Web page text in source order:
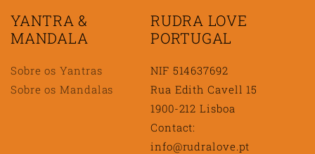
YANTRA &
MANDALA
Sobre os Yantras
Sobre os Mandalas
RUDRA LOVE
PORTUGAL
NIF 514637692
Rua Edith Cavell 15
1900-212 Lisboa
Contact:
info@rudralove.pt